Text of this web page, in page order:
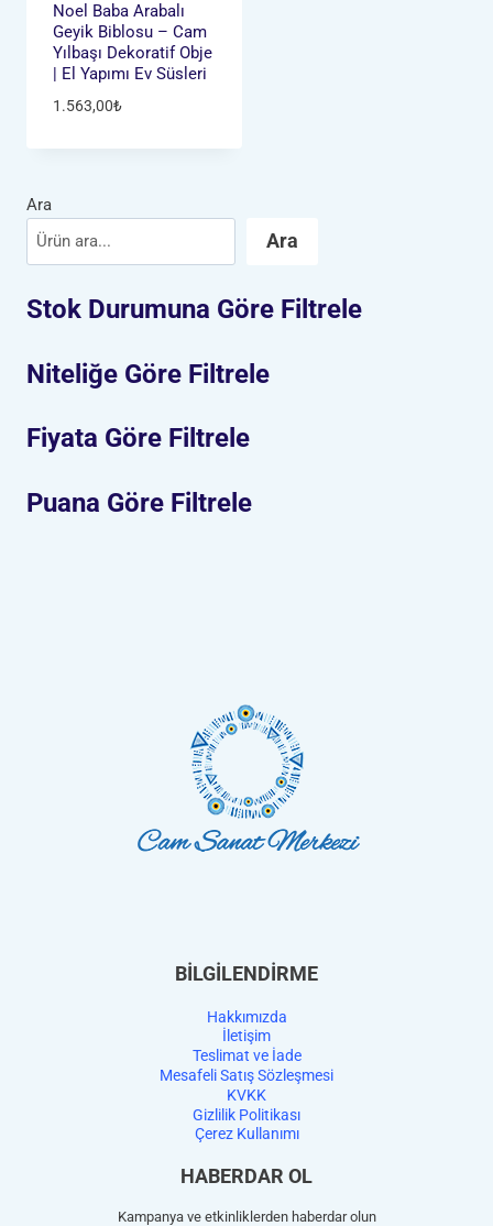
Noel Baba Arabalı
Geyik Biblosu – Cam
Yılbaşı Dekoratif Obje
| El Yapımı Ev Süsleri
1.563,00₺
Ara
Ara
Stok Durumuna Göre Filtrele
Niteliğe Göre Filtrele
Fiyata Göre Filtrele
Puana Göre Filtrele
BİLGİLENDİRME
Hakkımızda
İletişim
Teslimat ve İade
Mesafeli Satış Sözleşmesi
KVKK
Gizlilik Politikası
Çerez Kullanımı
HABERDAR OL
Kampanya ve etkinliklerden haberdar olun